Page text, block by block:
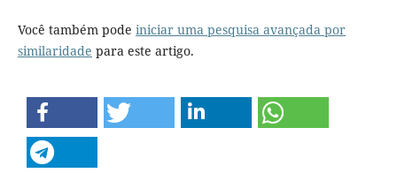
Você também pode iniciar uma pesquisa avançada por
similaridade para este artigo.